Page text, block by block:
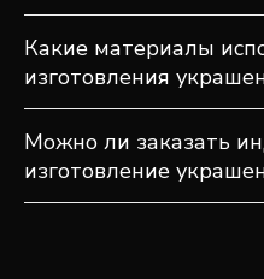
Какие материалы
изготовления
Можно ли заказать
изготовление